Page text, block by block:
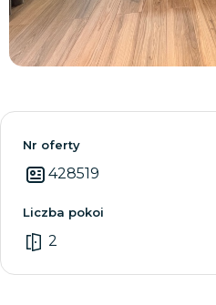
Nr oferty
428519
Liczba pokoi
2